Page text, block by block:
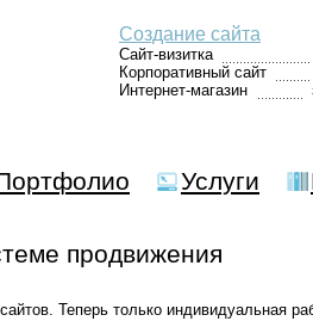
Создание сайта
Сайт-визитка
Корпоративный сайт
Интернет-магазин
Услуги
продвижения
Теперь только индивидуальная